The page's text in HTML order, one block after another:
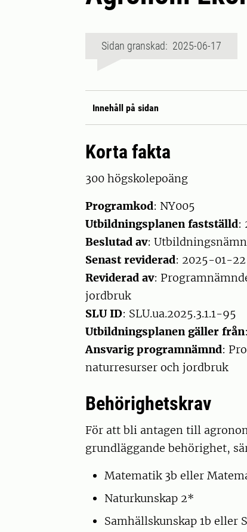
Sidan granskad: 2025-06-17
Innehåll på sidan
Korta fakta
300 högskolepoäng
Programkod: NY005
Utbildningsplanen fastställd:
Beslutad av:
Senast reviderad: 2025-01-22
Reviderad av:
jordbruk
SLU ID: SLU.ua.2025.3.1.1-95
Utbildningsplanen gäller från
Ansvarig programnämnd:
naturresurser och jordbruk
Behörighetskrav
För att bli antagen till
grundläggande behörighet,
Matematik 3b eller
Naturkunskap 2*
Samhällskunskap 1b eller